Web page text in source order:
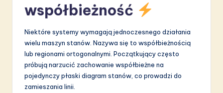
współbieżność
Niektóre systemy wymagają jednoczesnego działania
wielu maszyn stanów. Nazywa się to współbieżnością
lub regionami ortogonalnymi. Początkujący często
próbują narzucić zachowanie współbieżne na
pojedynczy płaski diagram stanów, co prowadzi do
zamieszania linii.